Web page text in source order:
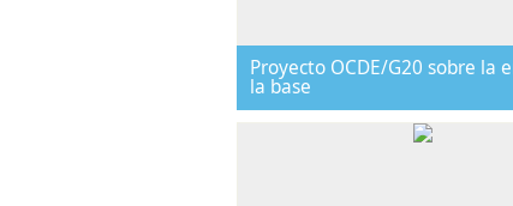
Proyecto OCDE/G20 sobre la
la base